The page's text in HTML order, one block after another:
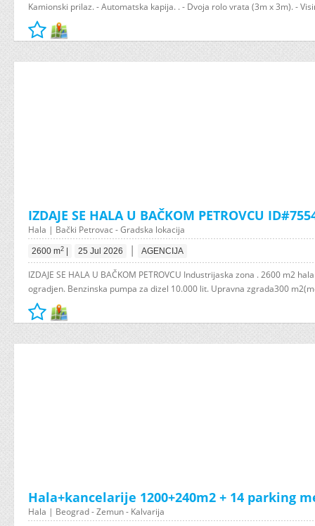
Kamionski prilaz. - Automatska kapija. . - Dvoja rolo vrata (3m x 3m). -
IZDAJE SE HALA U BAČKOM PETROVCU
Hala | Bački Petrovac - Gradska lokacija
2600 m2 25 Jul 2026 | AGENCIJA
IZDAJE SE HALA U BAČKOM PETROVCU Industrijaska zona . 2600 m2
ogradjen. Benzinska pumpa za dizel 10.000 lit. Upravna zgrada300
Hala+kancelarije 1200+240m2 + 14 parking
Hala | Beograd - Zemun - Kalvarija